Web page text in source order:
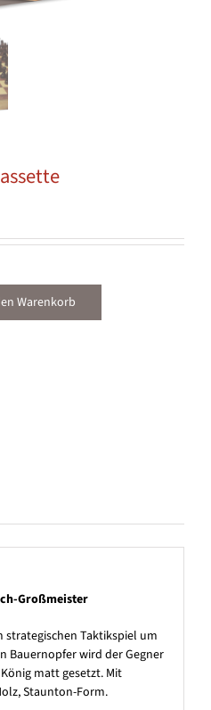
Warenkorb
Großmeister
strategischen Taktikspiel um
Bauernopfer wird der Gegner
matt gesetzt. Mit
Staunton-Form.